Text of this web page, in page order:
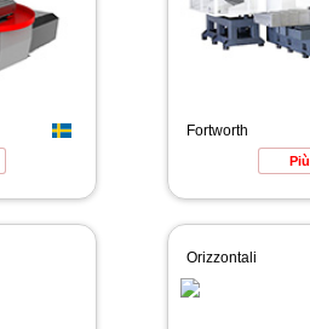
Fortworth
Orizzontali